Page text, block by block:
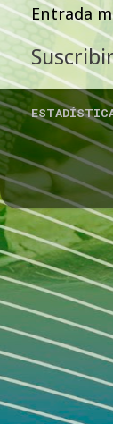
Entrada